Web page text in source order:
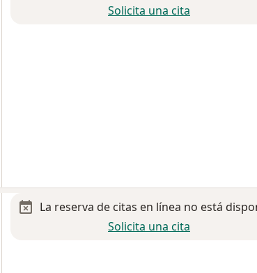
Solicita una cita
La reserva de citas en línea no está
Solicita una cita